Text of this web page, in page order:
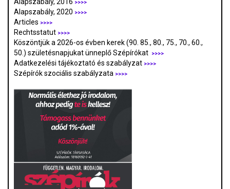
Alapszabály, 2016 >>>>
Alapszabály, 2020 >>>>
Articles >>>>
Rechtsstatut >>>>
Köszöntjük a 2026-os évben kerek (90. 85., 80., 75., 70., 60.,
50.) születésnapjukat ünneplő Szépírókat
>>>>
Adatkezelési tájékoztató és szabályzat >>>>
Szépírók szociális szabályzata >>>>